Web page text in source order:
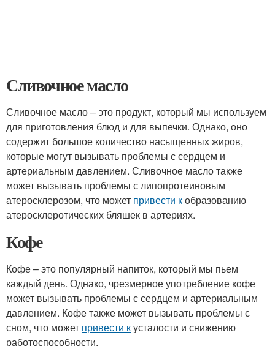
Сливочное масло
Сливочное масло – это продукт, который мы используем
для приготовления блюд и для выпечки. Однако, оно
содержит большое количество насыщенных жиров,
которые могут вызывать проблемы с сердцем и
артериальным давлением. Сливочное масло также
может вызывать проблемы с липопротеиновым
атеросклерозом, что может привести кобразованию
атеросклеротических бляшек в артериях.
Кофе
Кофе – это популярный напиток, который мы пьем
каждый день. Однако, чрезмерное употребление кофе
может вызывать проблемы с сердцем и артериальным
давлением. Кофе также может вызывать проблемы с
сном, что может привести кусталости и снижению
работоспособности.